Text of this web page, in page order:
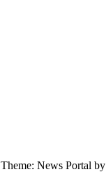
Theme: News Portal by